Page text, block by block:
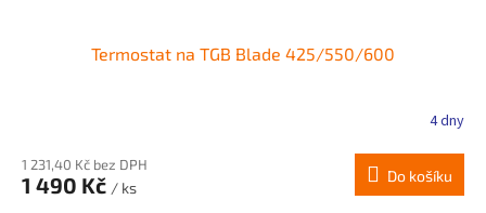
Termostat na TGB Blade 425/550/600
4 dny
1 231,40 Kč bez DPH
1 490 Kč / ks
Do košíku